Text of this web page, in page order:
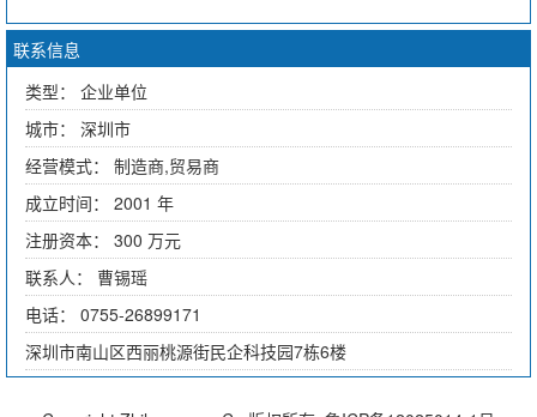
联系信息
类型： 企业单位
城市： 深圳市
经营模式： 制造商,贸易商
成立时间： 2001 年
注册资本： 300 万元
联系人： 曹锡瑶
电话： 0755-26899171
深圳市南山区西丽桃源街民企科技园7栋6楼